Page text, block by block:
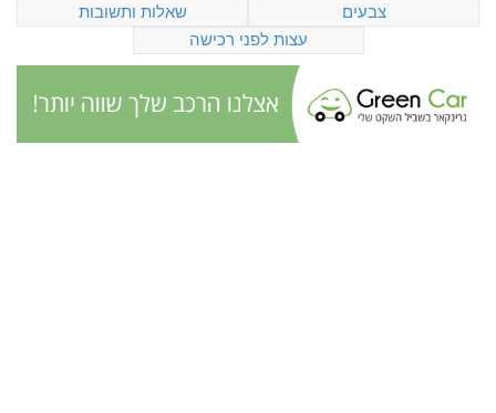
צבעים
שאלות ותשובות
עצות לפני רכישה